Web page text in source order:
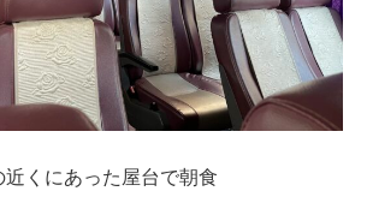
くにあった屋台で朝食